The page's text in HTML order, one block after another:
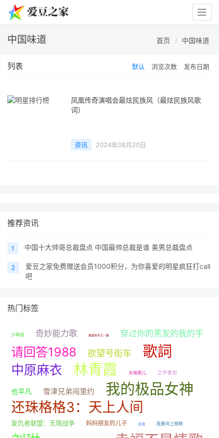
中国味道 首页 中国味道
列表 默认 浏览次数 发布日期
凤凰传奇演唱会最炫民族风（最炫民族风歌
词）
资讯 2024年08月20日
推荐资讯
1 中国十大帅哥总裁盘点 中国最帅总裁是谁 美男总裁盘点
2
爱豆之家免费赠送会员1000积分，为你喜爱的明星疯狂打call
吧
热门标签
少年白 奇妙能力歌 春夏秋冬又一春 穿过你的黑发的我的手
请回答1988 欲望号街车 歌詞
中原麻衣 林青霞 天地男儿 之乎者也
也平凡 雪津兄弟闯里约 我的极品女神
还珠格格3：天上人间
复仇者联盟：无限战争 妈妈朋友的儿子 趁我 我要闭上眼睛